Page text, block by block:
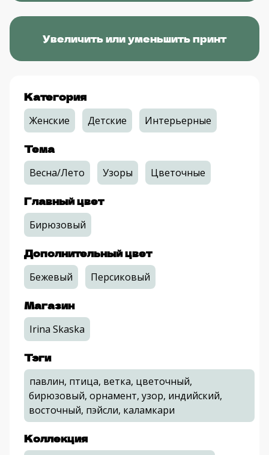
Увеличить или уменьшить принт
Категория
Женские Детские Интерьерные
Тема
Весна/Лето Узоры Цветочные
Главный цвет
Бирюзовый
Дополнительный цвет
Бежевый Персиковый
Магазин
Irina Skaska
Тэги
павлин, птица, ветка, цветочный,
бирюзовый, орнамент, узор, индийский,
восточный, пэйсли, каламкари
Коллекция